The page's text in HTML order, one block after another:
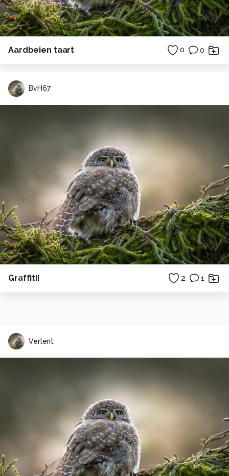
Aardbeien taart 0 0
BvH67
Graffiti! 2 1
Verlent